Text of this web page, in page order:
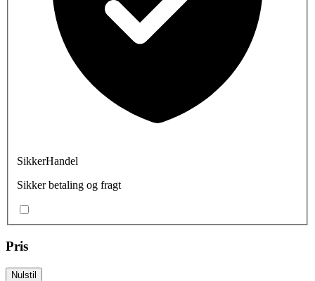
SikkerHandel
Sikker betaling og fragt
Pris
Nulstil